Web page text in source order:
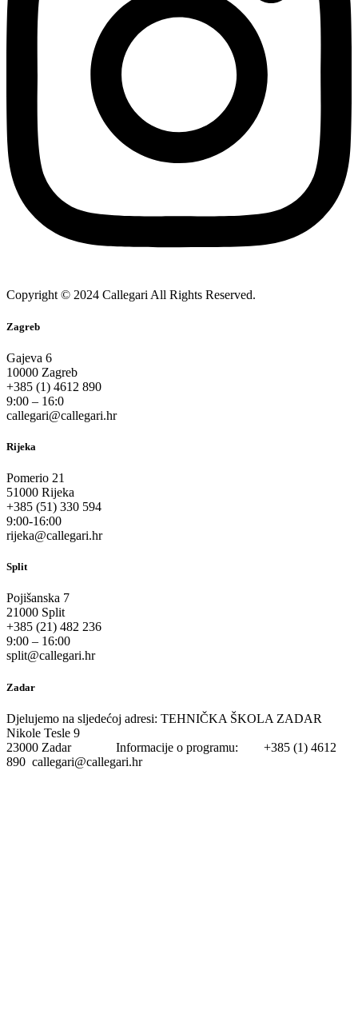
Copyright © 2024 Callegari All Rights Reserved.
Zagreb
Gajeva 6
10000 Zagreb
+385 (1) 4612 890
9:00 – 16:0
callegari@callegari.hr
Rijeka
Pomerio 21
51000 Rijeka
+385 (51) 330 594
9:00-16:00
rijeka@callegari.hr
Split
Pojišanska 7
21000 Split
+385 (21) 482 236
9:00 – 16:00
split@callegari.hr
Zadar
Djelujemo na sljedećoj adresi: TEHNIČKA ŠKOLA ZADAR
Nikole Tesle 9
23000 Zadar Informacije o programu: +385 (1) 4612
890 callegari@callegari.hr